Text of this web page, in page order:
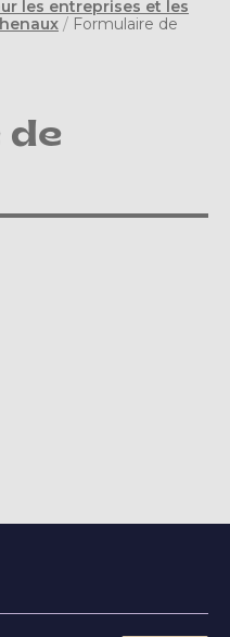
les entreprises et les
/ Formulaire de
de